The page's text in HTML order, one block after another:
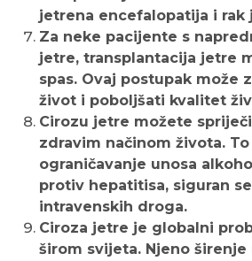
jetrena encefalopatija i rak
Za neke pacijente s
jetre, transplantacija jetre
spas. Ovaj postupak može
život i poboljšati kvalitet
Cirozu jetre možete
zdravim načinom života.
ograničavanje unosa
protiv hepatitisa, siguran
intravenskih droga.
Ciroza jetre je globalni
širom svijeta. Njeno širenje